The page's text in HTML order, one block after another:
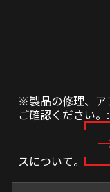
※製品の修理、ア
ご確認ください
スについて。